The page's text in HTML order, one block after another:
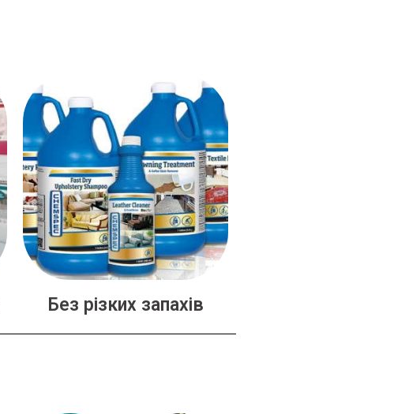
Без різких запахів